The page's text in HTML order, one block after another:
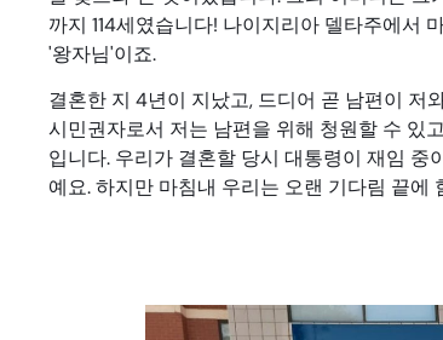
까지 114세였습니다! 나이지리아 델타주에서
'왕자님'이죠.
결혼한 지 4년이 지났고, 드디어 곧 남편이 저
시민권자로서 저는 남편을 위해 청원할 수 있
입니다. 우리가 결혼할 당시 대통령이 재임
예요. 하지만 마침내 우리는 오랜 기다림 끝에